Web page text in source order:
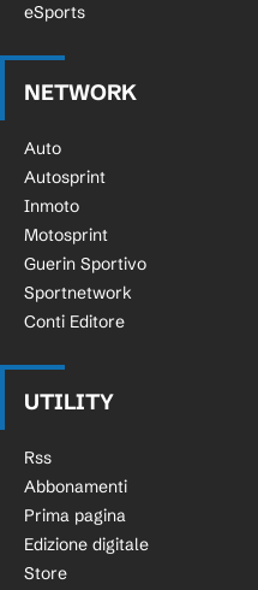
eSports
NETWORK
Auto
Autosprint
Inmoto
Motosprint
Guerin Sportivo
Sportnetwork
Conti Editore
UTILITY
Rss
Abbonamenti
Prima pagina
Edizione digitale
Store